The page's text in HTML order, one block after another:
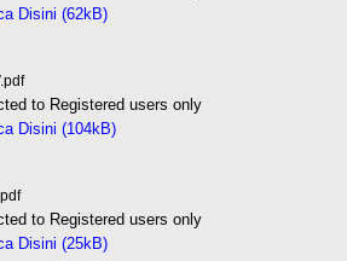
Disini (62kB)
to Registered users only
Disini (104kB)
to Registered users only
Disini (25kB)